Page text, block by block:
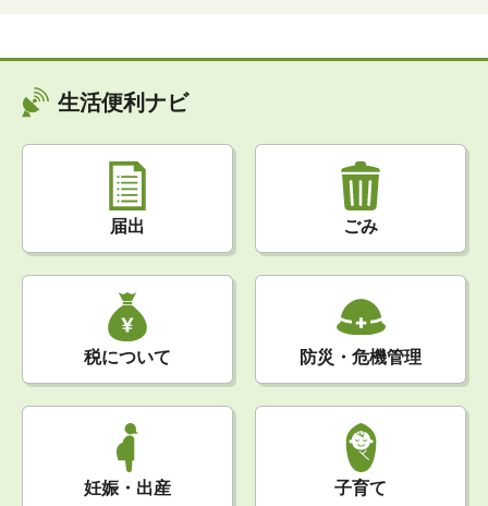
生活便利ナビ
届出 ごみ
税について 防災・危機管理
妊娠・出産 子育て